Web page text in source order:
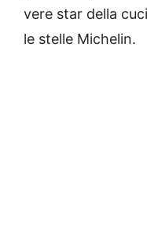
vere star della
le stelle Michelin.